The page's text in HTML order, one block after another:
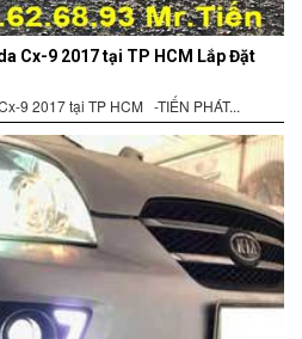
Cx-9 2017 tại TP HCM Lắp Đặt
9 2017 tại TP HCM -TIẾN PHÁT...